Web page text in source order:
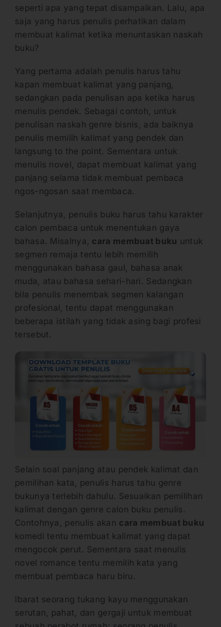
seperti apa yang tepat disampaikan. Lalu, apa
saja yang harus penulis perhatikan dalam
membuat kalimat ketika menuntaskan naskah
buku?
Yang pertama adalah penulis harus tahu
kapan membuat kalimat yang panjang,
sedangkan pada penulisan apa ketika harus
menulis pendek. Sebagai contoh, untuk
penulisan naskah genre bisnis, ada baiknya
penulis memilih kalimat yang pendek dan
langsung to the point. Sementara untuk
menulis novel, dapat membuat kalimat yang
panjang selama tidak membuat pembaca
ngos-ngosan saat membaca.
Selanjutnya, penulis buku harus tahu karakter
calon pembaca untuk menentukan gaya
bahasa. Misalnya, cara membuat buku untuk
segmen remaja tentu lebih memilih
menggunakan bahasa gaul, bahasa anak
muda, atau bahasa sehari-hari. Sedangkan
bila penulis menembak segmen kalangan
profesional, tentu dapat menggunakan
beberapa istilah yang tidak asing bagi profesi
tersebut.
Selain soal panjang atau pendek kalimat dan
pemilihan kata, penulis harus tahu genre
bukunya terlebih dahulu. Sesuaikan pemilihan
kalimat dengan genre calon buku penulis.
Contohnya, penulis akan cara membuat buku
komedi tentu membuat kalimat yang dapat
mengocok perut. Sementara saat menulis
novel romance tentu memilih kata yang
membuat pembaca haru biru.
Ibarat seorang tukang kayu menggunakan
serutan, pahat, dan gergaji untuk membuat